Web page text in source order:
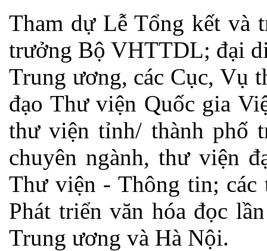
Tham dự Lễ Tổng kết và
trưởng Bộ VHTTDL; đại
Trung ương, các Cục, Vụ
đạo Thư viện Quốc gia
thư viện tỉnh/ thành phố
chuyên ngành, thư viện
Thư viện - Thông tin; các
Phát triển văn hóa đọc
Trung ương và Hà Nội.